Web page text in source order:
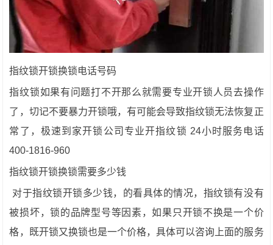
指纹锁开锁换锁电话号码
指纹锁如果有问题打不开那么就需要专业开锁人员去操作
了，切记不要暴力开锁哦，有可能会导致指纹锁无法恢复正
常了，极速到家开锁公司专业开指纹锁 24小时服务电话
400-1816-960
指纹锁开锁换锁需要多少钱
对于指纹锁开锁多少钱，的看具体的情况，指纹锁有没有
被损坏，锁的品牌型号等因素，如果只开锁不换是一个价
格，既开锁又换锁也是一个价格，具体可以咨询上面的服务